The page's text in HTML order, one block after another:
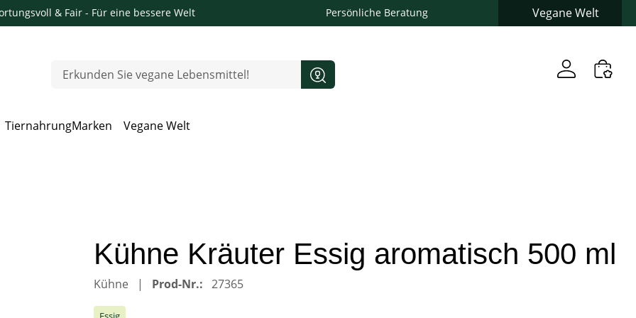
& Fair - Für eine bessere Welt Persönliche Beratung Vegane Welt
TiernahrungMarken
Vegane Welt
Kühne Kräuter Essig aromatisch 500 ml
Kühne Prod-Nr.: 27365